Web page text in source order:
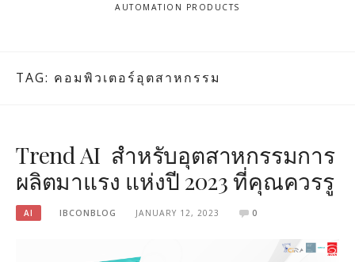
AUTOMATION PRODUCTS
TAG: คอมพิวเตอร์อุตสาหกรรม
Trend AI สำหรับอุตสาหกรรมการ
ผลิตมาแรง แห่งปี 2023 ที่คุณควรรู
AI IBCONBLOG JANUARY 12, 2023 0